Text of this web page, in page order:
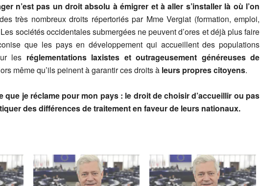
n’est pas un droit absolu à émigrer et à aller s’installer là où l’on
très nombreux droits répertoriés par Mme Vergiat (formation, emploi,
sociétés occidentales submergées ne peuvent d’ores et déjà plus faire
que les pays en développement qui accueillent des populations
les réglementations laxistes et outrageusement généreuses de
même qu’ils peinent à garantir ces droits à leurs propres citoyens.
que je réclame pour mon pays : le droit de choisir d’accueillir ou pas
des différences de traitement en faveur de leurs nationaux.